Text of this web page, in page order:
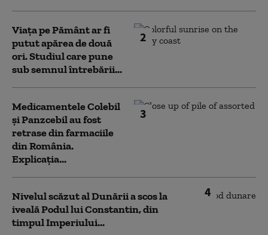
2
Viața pe Pământ ar fi
putut apărea de două
ori. Studiul care pune
sub semnul întrebării...
3
Medicamentele Colebil
și Panzcebil au fost
retrase din farmaciile
din România.
Explicația...
4
Nivelul scăzut al Dunării a scos la
iveală Podul lui Constantin, din
timpul Imperiului...